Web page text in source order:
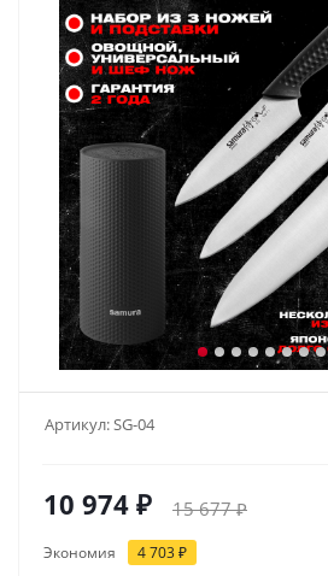
Артикул:SG-04
10 974 ₽ 15 677₽
Экономия 4 703₽